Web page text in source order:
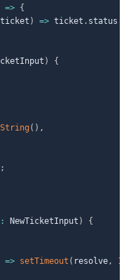
=> {
ticket ) => ticket . status
)
{
( ) ,
;
: NewTicketInput )
{
=> setTimeout ( resolve,